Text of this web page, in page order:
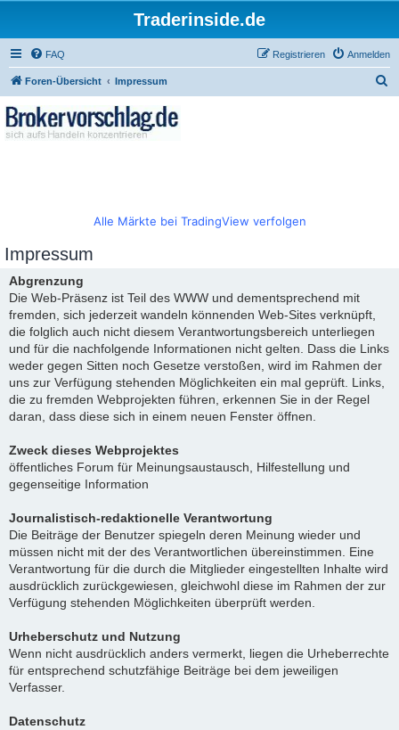
Traderinside.de
FAQ Anmelden
Registrieren
Foren-Übersicht Impressum
Alle Märkte bei TradingView verfolgen
Impressum
Abgrenzung
Die Web-Präsenz ist Teil des WWW und dementsprechend mit
fremden, sich jederzeit wandeln könnenden Web-Sites verknüpft,
die folglich auch nicht diesem Verantwortungsbereich unterliegen
und für die nachfolgende Informationen nicht gelten. Dass die Links
weder gegen Sitten noch Gesetze verstoßen, wird im Rahmen der
uns zur Verfügung stehenden Möglichkeiten ein mal geprüft. Links,
die zu fremden Webprojekten führen, erkennen Sie in der Regel
daran, dass diese sich in einem neuen Fenster öffnen.
Zweck dieses Webprojektes
öffentliches Forum für Meinungsaustausch, Hilfestellung und
gegenseitige Information
Journalistisch-redaktionelle Verantwortung
Die Beiträge der Benutzer spiegeln deren Meinung wieder und
müssen nicht mit der des Verantwortlichen übereinstimmen. Eine
Verantwortung für die durch die Mitglieder eingestellten Inhalte wird
ausdrücklich zurückgewiesen, gleichwohl diese im Rahmen der zur
Verfügung stehenden Möglichkeiten überprüft werden.
Urheberschutz und Nutzung
Wenn nicht ausdrücklich anders vermerkt, liegen die Urheberrechte
für entsprechend schutzfähige Beiträge bei dem jeweiligen
Verfasser.
Datenschutz